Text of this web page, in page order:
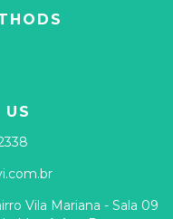
Vila Mariana - Sala 09